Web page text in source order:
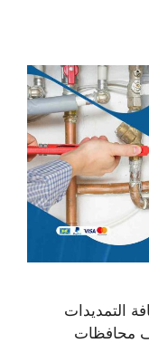
التمديدات
محافظات